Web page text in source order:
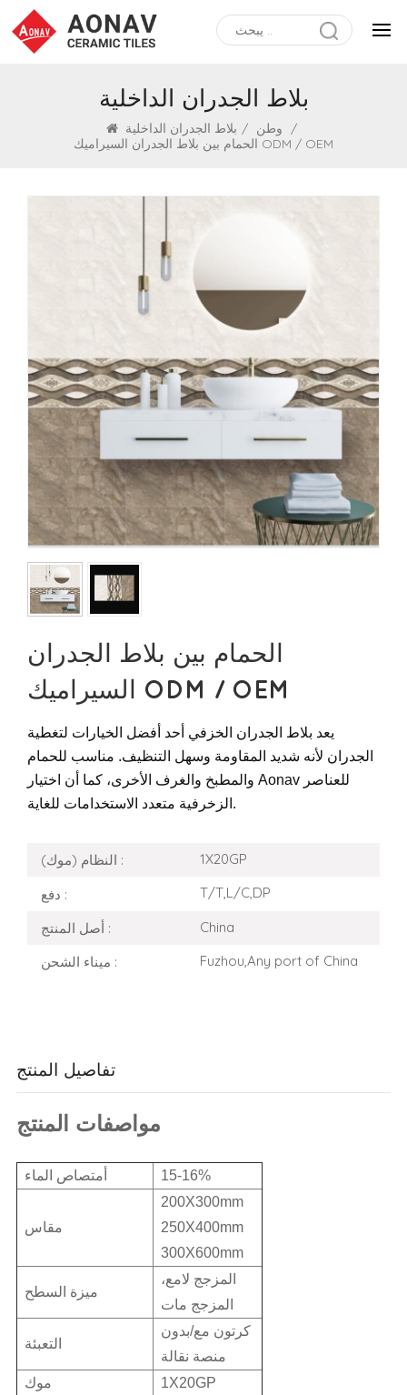
بلاط الجدران الداخلية
وطن / بلاط الجدران الداخلية
/
الحمام بين بلاط الجدران السيراميك ODM / OEM
الحمام بين بلاط الجدران
السيراميك ODM / OEM
يعد بلاط الجدران الخزفي أحد أفضل الخيارات لتغطية
الجدران لأنه شديد المقاومة وسهل التنظيف. مناسب للحمام
والمطبخ والغرف الأخرى، كما أن اختيار Aonav للعناصر
الزخرفية متعدد الاستخدامات للغاية.
النظام (موك) : 1X20GP
دفع : T/T,L/C,DP
أصل المنتج : China
ميناء الشحن : Fuzhou,Any port of China
تفاصيل المنتج
مواصفات المنتج
أمتصاص الماء 15-16%
مقاس
200X300mm
250X400mm
300X600mm
ميزة السطح
المزجج لامع،
المزجج مات
التعبئة
كرتون مع/بدون
منصة نقالة
موك
1X20GP